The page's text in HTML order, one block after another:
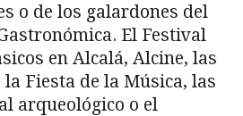
o de los galardones del
El Festival
en Alcalá, Alcine, las
Fiesta de la Música, las
arqueológico o el